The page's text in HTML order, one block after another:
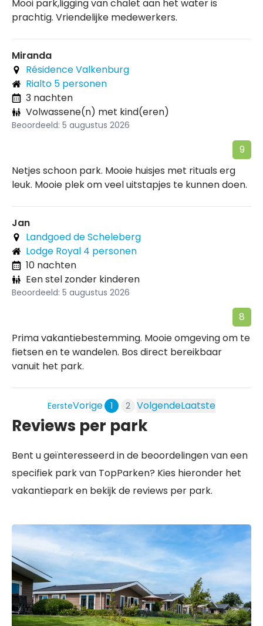
Mooi park,ligging van chalet aan het water is
prachtig. Vriendelijke medewerkers.
Miranda
Résidence Valkenburg
Rialto 5 personen
3 nachten
Volwassene(n) met kind(eren)
Beoordeeld: 5 augustus 2026
9
Netjes schoon park. Mooie huisjes met rituals erg
leuk. Mooie plek om veel uitstapjes te kunnen doen.
Jan
Landgoed de Scheleberg
Lodge Royal 4 personen
10 nachten
Een stel zonder kinderen
Beoordeeld: 5 augustus 2026
8
Prima vakantiebestemming. Mooie omgeving om te
fietsen en te wandelen. Bos direct bereikbaar
vanuit het park.
EersteVorige 1 2 VolgendeLaatste
Reviews per park
Bent u geïnteresseerd in de beoordelingen van een
specifiek park van TopParken? Kies hieronder het
vakantiepark en bekijk de reviews per park.